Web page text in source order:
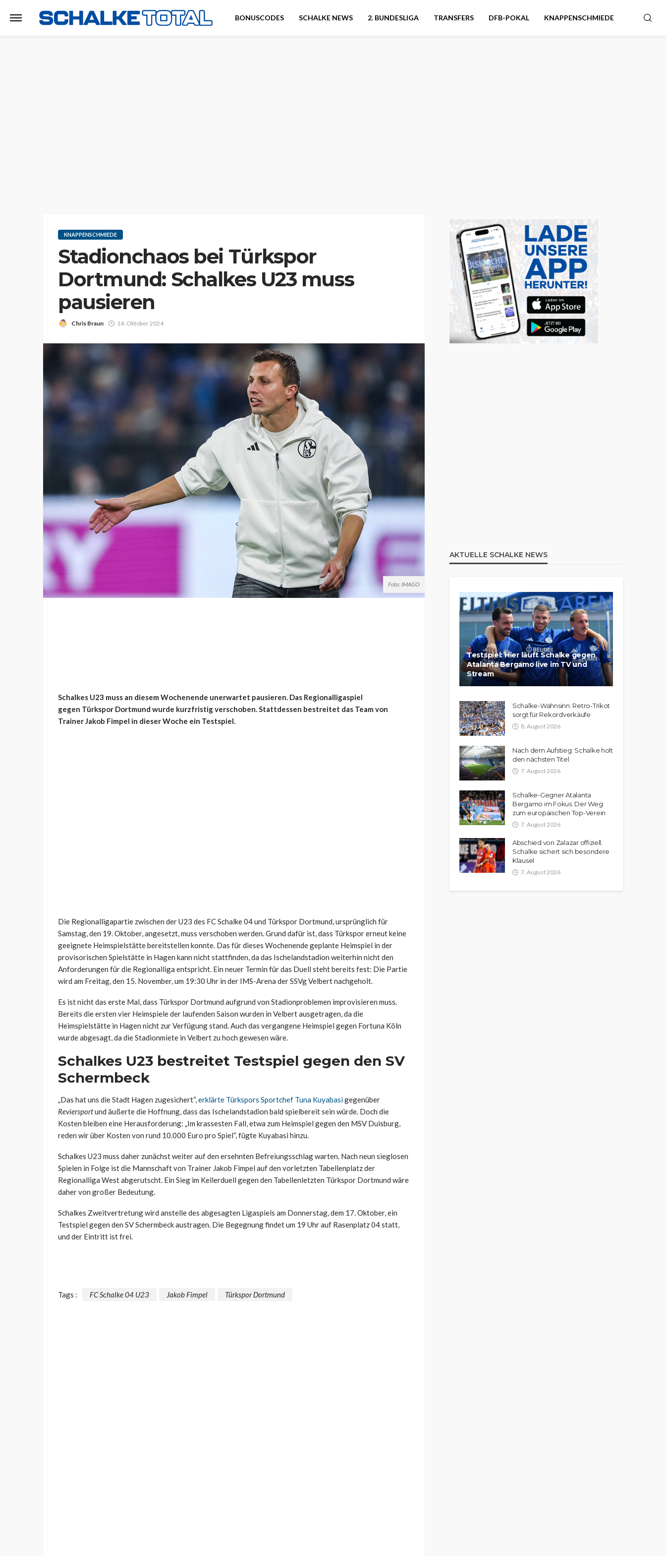
BONUSCODES SCHALKE NEWS 2. BUNDESLIGA TRANSFERS DFB-POKAL KNAPPENSCHMIEDE
KNAPPENSCHMIEDE
Stadionchaos bei Türkspor
Dortmund: Schalkes U23 muss
pausieren
Chris Braun 14. Oktober 2024
Foto: IMAGO
Schalkes U23 muss an diesem Wochenende unerwartet pausieren. Das Regionalligaspiel
gegen Türkspor Dortmund wurde kurzfristig verschoben. Stattdessen bestreitet das Team von
Trainer Jakob Fimpel in dieser Woche ein Testspiel.
Die Regionalligapartie zwischen der U23 des FC Schalke 04 und Türkspor Dortmund, ursprünglich für
Samstag, den 19. Oktober, angesetzt, muss verschoben werden. Grund dafür ist, dass Türksporerneut keine
geeignete Heimspielstätte bereitstellen konnte. Das für dieses Wochenende geplante Heimspiel in der
provisorischen Spielstätte in Hagen kann nicht stattfinden, da das Ischelandstadion weiterhin nicht den
Anforderungen für die Regionalliga entspricht. Ein neuer Termin für das Duell steht bereits fest: Die Partie
wird am Freitag,den 15. November, um 19:30 Uhr in der IMS-Arena derSSVgVelbert nachgeholt.
Es ist nicht das erste Mal, dass Türkspor Dortmund aufgrund von Stadionproblemen improvisieren muss.
Bereits die ersten vier Heimspiele der laufenden Saison wurden in Velbert ausgetragen, da die
Heimspielstätte in Hagen nicht zur Verfügung stand. Auch das vergangene Heimspiel gegen Fortuna Köln
wurde abgesagt, da die Stadionmiete in Velbert zu hoch gewesen wäre.
Schalkes U23 bestreitet Testspiel gegen den SV
Schermbeck
„Das hat uns die Stadt Hagen zugesichert“,erklärte Türkspors Sportchef Tuna Kuyabasigegenüber
Reviersportund äußerte die Hoffnung, dass das Ischelandstadion bald spielbereit sein würde. Doch die
Kosten bleiben eine Herausforderung: „Im krassesten Fall, etwa zum Heimspiel gegen den MSV Duisburg,
reden wir über Kosten von rund 10.000 Euro pro Spiel“, fügte Kuyabasi hinzu.
Schalkes U23 muss daher zunächst weiter auf den ersehnten Befreiungsschlag warten. Nach neun sieglosen
Spielen in Folge ist die Mannschaft von Trainer Jakob Fimpel auf den vorletzten Tabellenplatz der
Regionalliga West abgerutscht. Ein Sieg im Kellerduell gegen den Tabellenletzten Türkspor Dortmund wäre
daher von großer Bedeutung.
Schalkes Zweitvertretung wird anstelle des abgesagten Ligaspiels am Donnerstag, dem 17. Oktober, ein
Testspiel gegen den SV Schermbeck austragen. Die Begegnung findet um 19 Uhr auf Rasenplatz 04 statt,
und der Eintritt ist frei.
Tags : FC Schalke 04 U23 Jakob Fimpel Türkspor Dortmund
AKTUELLE SCHALKE NEWS
Testspiel: Hier läuft Schalke gegen
Atalanta Bergamo live im TV und
Stream
Schalke-Wahnsinn: Retro-Trikot
sorgt für Rekordverkäufe
8. August 2026
Nach dem Aufstieg: Schalke holt
den nächsten Titel
7. August 2026
Schalke-Gegner Atalanta
Bergamo im Fokus: Der Weg
zum europäischen Top-Verein
7. August 2026
Abschied von Zalazar offiziell:
Schalke sichert sich besondere
Klausel
7. August 2026